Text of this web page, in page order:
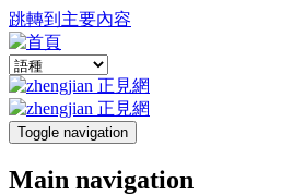
跳轉到主要內容
Toggle navigation
Main navigation